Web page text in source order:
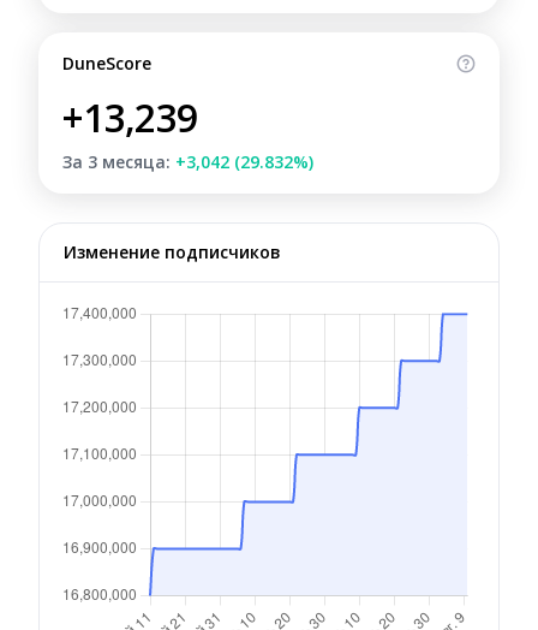
DuneScore
+13,239
За 3 месяца: +3,042 (29.832%)
Изменение подписчиков